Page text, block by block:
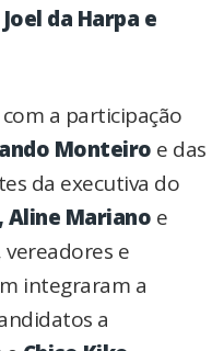
da Harpa e
a participação
Monteiro e das
da executiva do
Aline Mariano e
vereadores e
integraram a
a